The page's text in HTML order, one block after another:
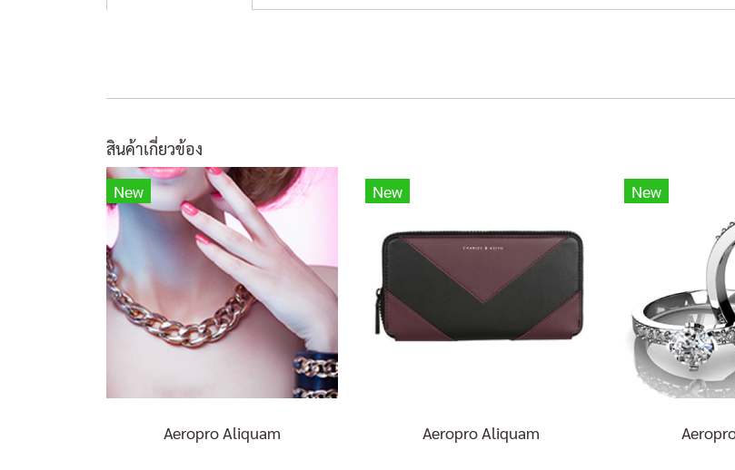
สินค้าเกี่ยวข้อง
New
Aeropro Aliquam
New
Aeropro Aliquam
New